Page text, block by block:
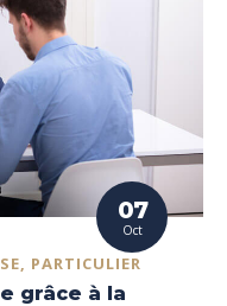
07
Oct
PARTICULIER
grâce à la